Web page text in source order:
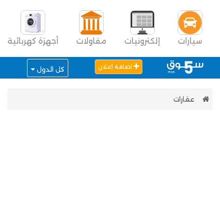
سيارات إلكترونيات مقاولات أجهزة كهربائية
اضافة اعلان كل الدول
عقارات